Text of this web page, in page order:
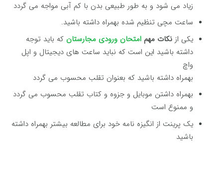
زیاد می شود و به طور طبیعی بدن با کم آبی مواجه می گردد
ساعت مچی تنظیم شده بهمراه داشته باشید.
یکی از نکات مهم امتحان ورودی مجارستان که باید توجه
داشته باشید این است که نباید ساعت های دیجیتال و اپل
واچ
بهمراه داشته باشید که بعنوان تقلب محسوب می گردد
بهمراه داشتن موبایل و جزوه و کتاب تقلب محسوب می گردد
و ممنوع است
یک پرینت از انگیزه نامه خود برای مطالعه بیشتر بهمراه داشته
باشید